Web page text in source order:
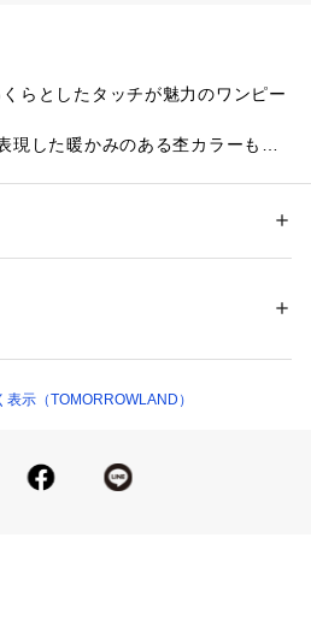
らとしたタッチが魅力のワンピー
現した暖かみのある杢カラーもポ
インに。
がアクセントで、レギンスやパン
おすすめ。
下記の商品番号をお申し付けくだ
ブル乾燥不可、アイロン仕上げ可、ドラ
ール）
示（TOMORROWLAND）